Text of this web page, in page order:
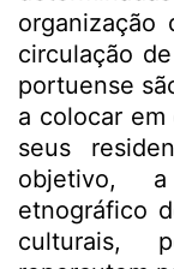
circulação
portuense
a colocar
seus
objetivo,
etnográfico
culturais,